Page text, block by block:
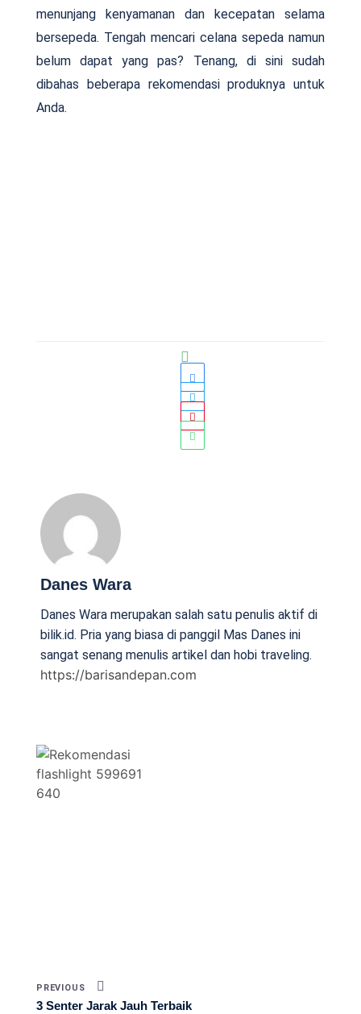
menunjang kenyamanan dan kecepatan selama
bersepeda. Tengah mencari celana sepeda namun
belum dapat yang pas? Tenang, di sini sudah
dibahas beberapa rekomendasi produknya untuk
Anda.
Danes Wara
Danes Wara merupakan salah satu penulis aktif di
bilik.id. Pria yang biasa di panggil Mas Danes ini
sangat senang menulis artikel dan hobi traveling.
https://barisandepan.com
PREVIOUS
3 Senter Jarak Jauh Terbaik